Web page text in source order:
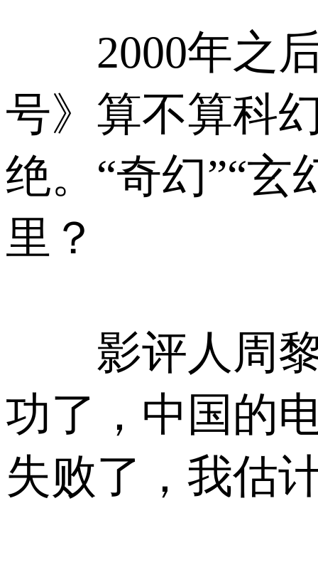
2000年之后
号》算不算科
绝。“奇幻”“玄
里？
影评人周黎
功了，中国的
失败了，我估